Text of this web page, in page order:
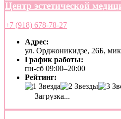
Центр эстетической
+7 (918) 678-78-27
Адрес:
ул. Орджоникидзе, 26Б,
График работы:
пн-сб 09:00–20:00
Рейтинг:
Загрузка...